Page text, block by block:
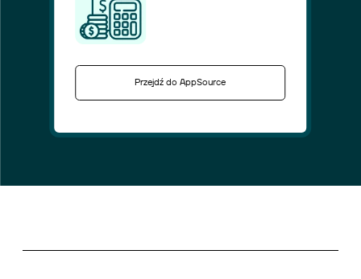
Przejdź do AppSource